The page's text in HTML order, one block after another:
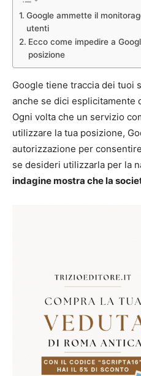
Google ammette il
utenti
Ecco come impedire a
posizione
Google tiene traccia dei tuoi
anche se dici esplicitamente
Ogni volta che un servizio
utilizzare la tua posizione,
autorizzazione per
se desideri utilizzarla per la
indagine mostra che la